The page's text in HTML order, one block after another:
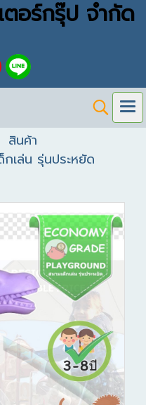
อร์กรุ๊ป จำกัด
สินค้า
กเล่น รุ่นประหยัด